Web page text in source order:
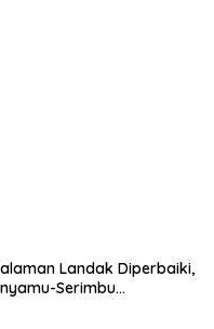
Landak Diperbaiki,
Serimbu